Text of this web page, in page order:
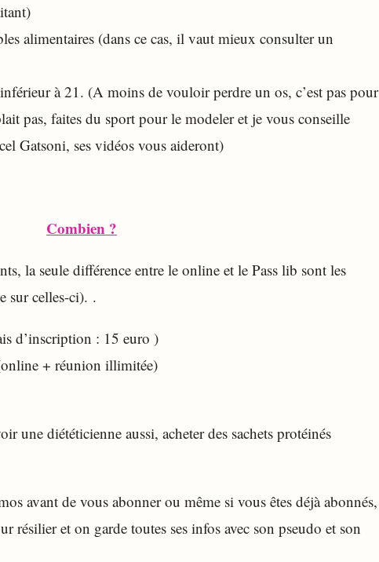
alimentaires (dans ce cas, il vaut mieux consulter un
à 21. (A moins de vouloir perdre un os, c’est pas pour
pas, faites du sport pour le modeler et je vous conseille
Gatsoni, ses vidéos vous aideront)
Combien ?
la seule différence entre le online et le Pass lib sont les
sur celles-ci). .
d’inscription : 15 euro )
+ réunion illimitée)
une diététicienne aussi, acheter des sachets protéinés
avant de vous abonner ou même si vous êtes déjà abonnés,
résilier et on garde toutes ses infos avec son pseudo et son